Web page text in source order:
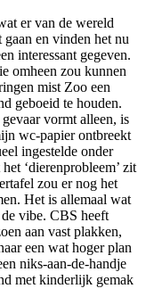
er van de wereld
gaan en vinden het nu
interessant gegeven.
omheen zou kunnen
mist Zoo een
geboeid te houden.
vormt alleen, is
wc-papier ontbreekt
ingestelde onder
‘dierenprobleem’ zit
zou er nog het
Het is allemaal wat
vibe. CBS heeft
aan vast plakken,
een wat hoger plan
niks-aan-de-handje
met kinderlijk gemak